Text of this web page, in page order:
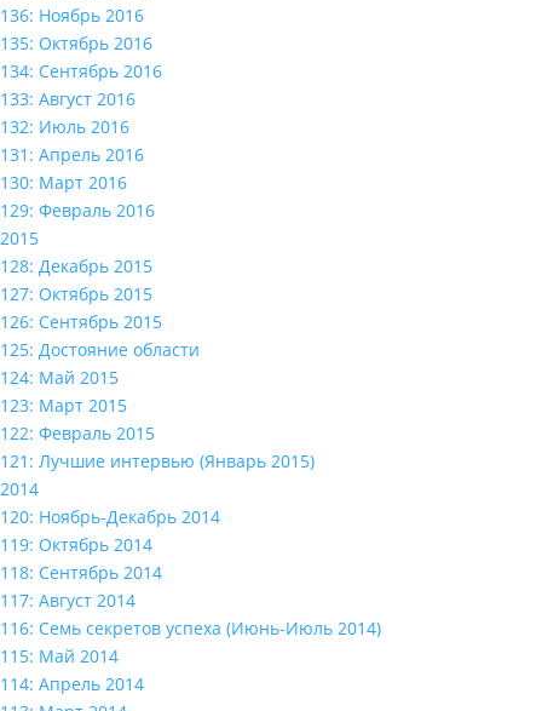
136: Ноябрь 2016
135: Октябрь 2016
134: Сентябрь 2016
133: Август 2016
132: Июль 2016
131: Апрель 2016
130: Март 2016
129: Февраль 2016
2015
128: Декабрь 2015
127: Октябрь 2015
126: Сентябрь 2015
125: Достояние области
124: Май 2015
123: Март 2015
122: Февраль 2015
121: Лучшие интервью (Январь 2015)
2014
120: Ноябрь-Декабрь 2014
119: Октябрь 2014
118: Сентябрь 2014
117: Август 2014
116: Семь секретов успеха (Июнь-Июль 2014)
115: Май 2014
114: Апрель 2014